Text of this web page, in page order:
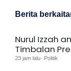
Berita
Nurul Izzah
Timbalan
23 jam lalu· Politik